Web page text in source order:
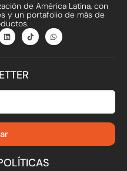
de América Latina, con
y un portafolio de más de
L
i
n
e
i
n
T
i
k
o
W
h
a
s